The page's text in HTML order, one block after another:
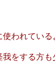
われている
をする方も